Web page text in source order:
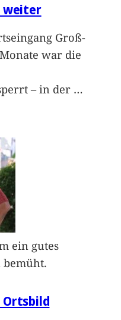
weiter
Groß-
war die
– in der …
ein gutes
Ortsbild